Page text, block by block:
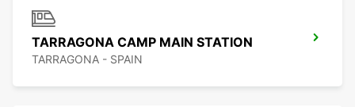
TARRAGONA CAMP MAIN STATION
TARRAGONA - SPAIN